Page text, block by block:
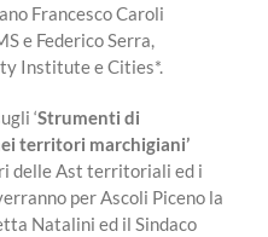
Francesco Caroli
e Federico Serra,
Institute e Cities*.
‘Strumenti di
territori marchigiani’
delle Ast territoriali ed i
per Ascoli Piceno la
Natalini ed il Sindaco